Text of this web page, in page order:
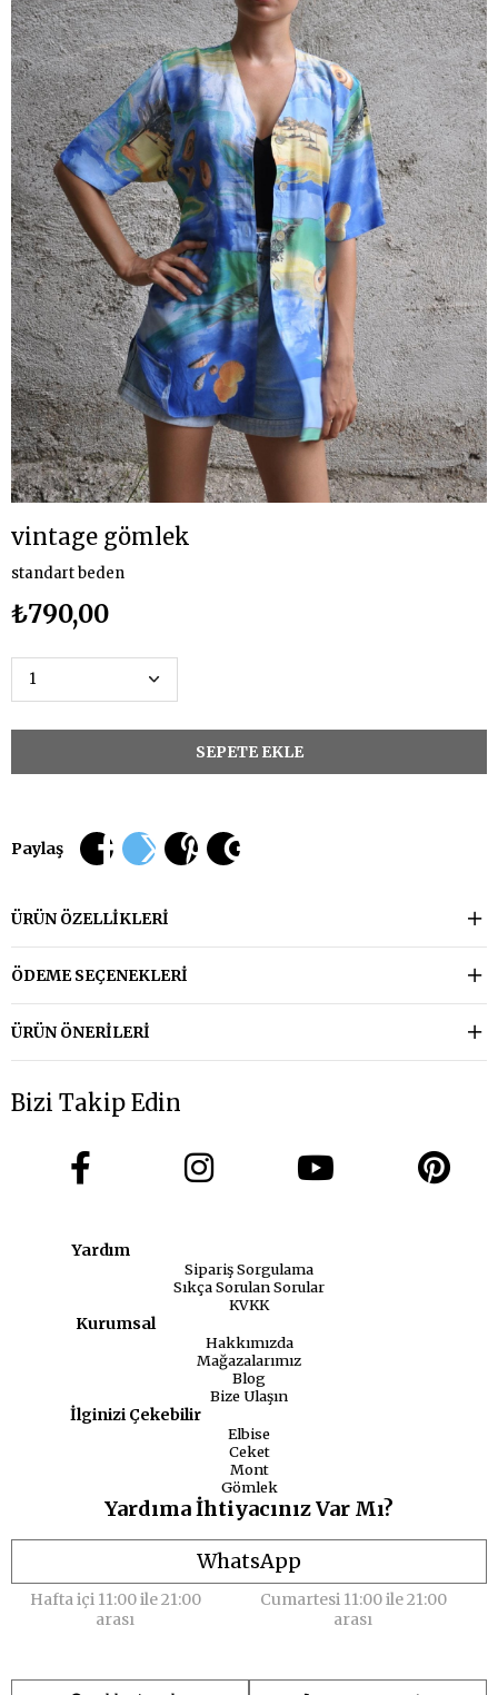
vintage gömlek
standart beden
₺790,00
Paylaş
ÜRÜN ÖZELLIKLERI
ÖDEME SEÇENEKLERI
ÜRÜN ÖNERILERI
Bizi Takip Edin
Yardım
Sipariş Sorgulama
Sıkça Sorulan Sorular
KVKK
Kurumsal
Hakkımızda
Mağazalarımız
Blog
Bize Ulaşın
İlginizi Çekebilir
Elbise
Ceket
Mont
Gömlek
Yardıma İhtiyacınız Var Mı?
WhatsApp
Hafta içi 11:00 ile 21:00
arası
Cumartesi 11:00 ile 21:00
arası